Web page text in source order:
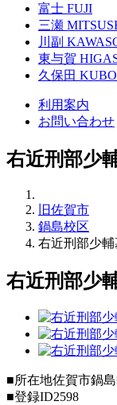
富士 FUJI
三瀬
川副
東与賀
久保田
利用案内
お問い合わせ
右近刑部少
旧佐賀市
鍋島校区
右近刑部少輔
右近刑部少
■所在地佐賀市鍋
■登録ID2598